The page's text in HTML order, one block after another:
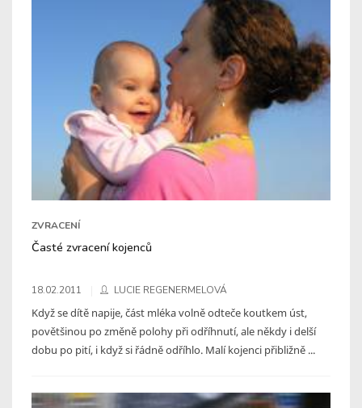
ZVRACENÍ
Časté zvracení kojenců
18.02.2011 LUCIE REGENERMELOVÁ
Když se dítě napije, část mléka volně odteče koutkem úst,
povětšinou po změně polohy při odříhnutí, ale někdy i delší
dobu po pití, i když si řádně odříhlo. Malí kojenci přibližně ...